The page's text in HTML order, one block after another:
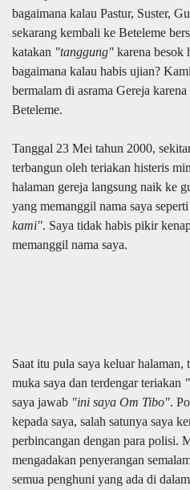
bagaimana kalau Pastur, Suster,
sekarang kembali ke Beteleme
katakan "tanggung" karena besok
bagaimana kalau habis ujian?
bermalam di asrama Gereja
Beteleme.
Tanggal 23 Mei tahun 2000,
terbangun oleh teriakan histeris
halaman gereja langsung naik ke
yang memanggil nama saya seperti
kami". Saya tidak habis pikir
memanggil nama saya.
Saat itu pula saya keluar
muka saya dan terdengar teriakan
saya jawab "ini saya Om Tibo".
kepada saya, salah satunya saya
perbincangan dengan para polisi.
mengadakan penyerangan
semua penghuni yang ada di